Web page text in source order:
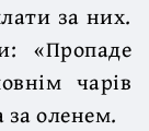
за них.
«Пропаде
чарів
за оленем.